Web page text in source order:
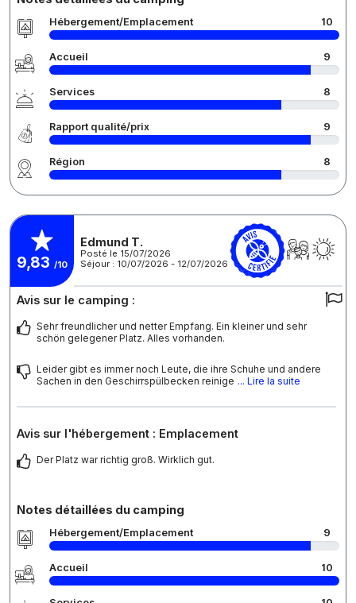
Hébergement/Emplacement 10
Accueil 9
Services 8
Rapport qualité/prix 9
Région 8
9,83 /10
Edmund T.
Posté le 15/07/2026
Séjour : 10/07/2026 - 12/07/2026
Avis sur le camping :
Sehr freundlicher und netter Empfang. Ein kleiner und sehr
schön gelegener Platz. Alles vorhanden.
Leider gibt es immer noch Leute, die ihre Schuhe und andere
Sachen in den Geschirrspülbecken reinige ... Lire la suite
Avis sur l'hébergement : Emplacement
Der Platz war richtig groß. Wirklich gut.
Notes détaillées du camping
Hébergement/Emplacement 9
Accueil 10